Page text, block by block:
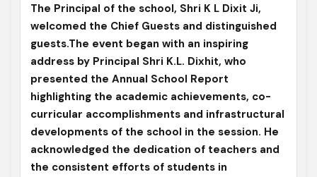
The Principal of the school, Shri K L Dixit Ji,
welcomed the Chief Guests and distinguished
guests.The event began with an inspiring
address by Principal Shri K.L. Dixhit, who
presented the Annual School Report
highlighting the academic achievements, co-
curricular accomplishments and infrastructural
developments of the school in the session. He
acknowledged the dedication of teachers and
the consistent efforts of students in